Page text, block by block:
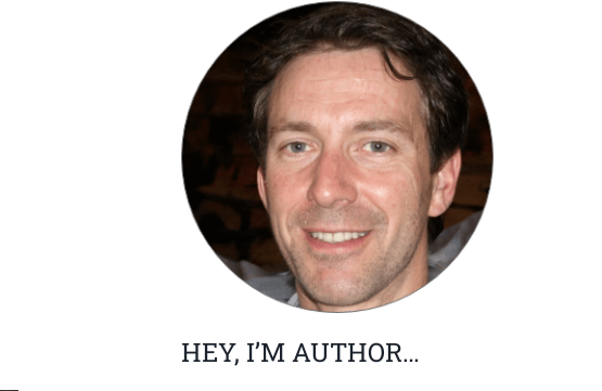
HEY, I’M AUTHOR…